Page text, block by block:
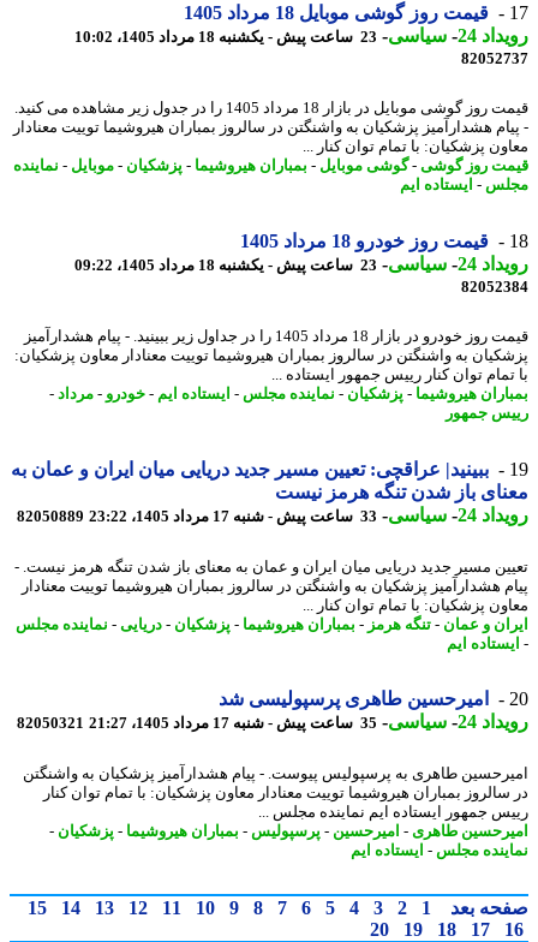
قیمت روز گوشی موبایل 18 مرداد 1405
24
-سیاسی-23 ساعت پیش - یکشنبه 18 مرداد 1405، 10:02
قیمت روز گوشی موبایل در بازار 18 مرداد 1405 را در جدول زیر مشاهده می کنید.
هشدارآمیز پزشکیان به واشنگتن در سالروز بمباران هیروشیما توییت معنادار
پزشکیان: با تمام توان کنار ...
روز گوشی-گوشی موبایل-بمباران هیروشیما-پزشکیان-موبایل-نماینده
-ایستاده ایم
قیمت روز خودرو 18 مرداد 1405
24
-سیاسی-23 ساعت پیش - یکشنبه 18 مرداد 1405، 09:22
قیمت روز خودرو در بازار 18 مرداد 1405 را در جداول زیر ببینید. - پیام هشدارآمیز
به واشنگتن در سالروز بمباران هیروشیما توییت معنادار معاون پزشکیان:
توان کنار رییس جمهور ایستاده ...
هیروشیما-پزشکیان-نماینده مجلس-ایستاده ایم- خودرو-مرداد-
جمهور
ببینید| عراقچی: تعیین مسیر جدید دریایی میان ایران و عمان به
باز شدن تنگه هرمز نیست
24
-سیاسی-33 ساعت پیش - شنبه 17 مرداد 1405، 23:22 82050889
مسیر جدید دریایی میان ایران و عمان به معنای باز شدن تنگه هرمز نیست. -
هشدارآمیز پزشکیان به واشنگتن در سالروز بمباران هیروشیما توییت معنادار
پزشکیان: با تمام توان کنار ...
و عمان-تنگه هرمز- بمباران هیروشیما-پزشکیان-دریایی -نماینده مجلس
ایم
امیرحسین طاهری پرسپولیسی شد
24
-سیاسی-35 ساعت پیش - شنبه 17 مرداد 1405، 21:27 82050321
طاهری به پرسپولیس پیوست. - پیام هشدارآمیز پزشکیان به واشنگتن
بمباران هیروشیما توییت معنادار معاون پزشکیان: با تمام توان کنار
جمهور ایستاده ایم نماینده مجلس ...
طاهری- امیرحسین-پرسپولیس-بمباران هیروشیما-پزشکیان-
مجلس-ایستاده ایم
بعد 1
2
3
4
5
6
7
8
9
10
11
12
13
14
15
17
18
19
20